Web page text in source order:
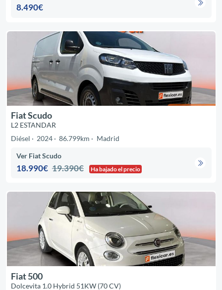
8.490€
Fiat Scudo
L2 ESTANDAR
Diésel
2024 86.799km Madrid
Ver Fiat Scudo
18.990€ 19.390€ Ha bajado el precio
Fiat 500
Dolcevita 1.0 Hybrid 51KW (70 CV)